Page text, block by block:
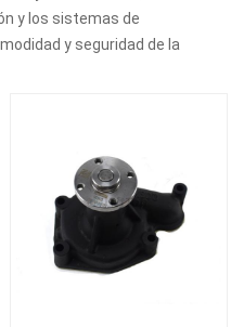
y los sistemas de
y seguridad de la